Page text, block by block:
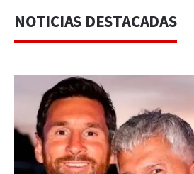
NOTICIAS DESTACADAS